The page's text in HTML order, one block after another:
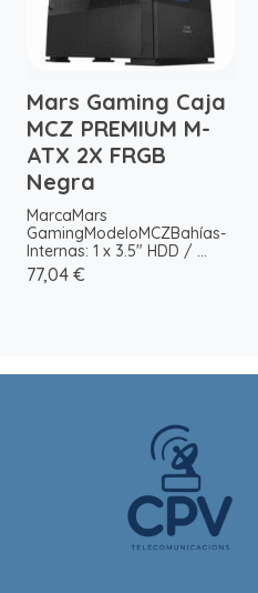
Mars Gaming Caja
MCZ PREMIUM M-
ATX 2X FRGB
Negra
MarcaMars
GamingModeloMCZBahías-
Internas: 1 x 3.5" HDD / ...
77,04 €